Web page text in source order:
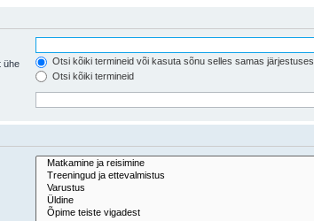
Otsi kõiki termineid või kasuta sõnu selles samas järjestuses
Otsi kõiki termineid